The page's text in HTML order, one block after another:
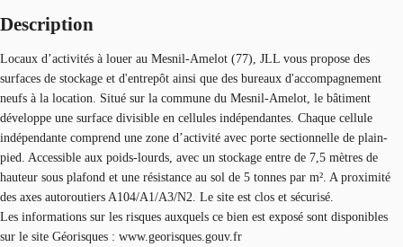
Description
Locaux d’activités à louer au Mesnil-Amelot (77), JLL vous propose des
surfaces de stockage et d'entrepôt ainsi que des bureaux d'accompagnement
neufs à la location. Situé sur la commune du Mesnil-Amelot, le bâtiment
développe une surface divisible en cellules indépendantes. Chaque cellule
indépendante comprend une zone d’activité avec porte sectionnelle de plain-
pied. Accessible aux poids-lourds, avec un stockage entre de 7,5 mètres de
hauteur sous plafond et une résistance au sol de 5 tonnes par m². A proximité
des axes autoroutiers A104/A1/A3/N2. Le site est clos et sécurisé.
Les informations sur les risques auxquels ce bien est exposé sont disponibles
sur le site Géorisques : www.georisques.gouv.fr